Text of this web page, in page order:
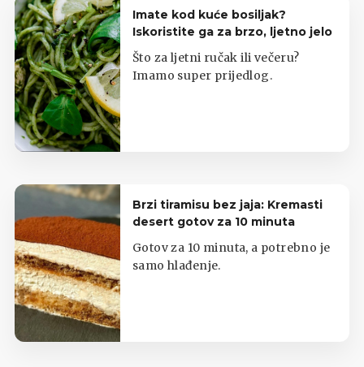
Imate kod kuće bosiljak?
Iskoristite ga za brzo, ljetno jelo
Što za ljetni ručak ili večeru?
Imamo super prijedlog.
Brzi tiramisu bez jaja: Kremasti
desert gotov za 10 minuta
Gotov za 10 minuta, a potrebno je
samo hlađenje.